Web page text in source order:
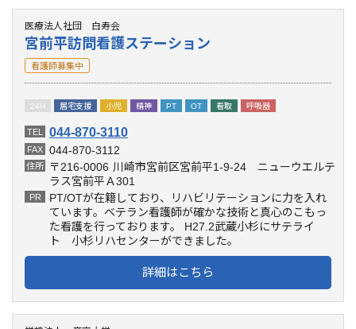
医療法人社団 白寿会
宮前平訪問看護ステーション
看護師募集中
24H 居宅支援 小児 精神 PT OT 看取 呼吸器
TEL 044-870-3110
FAX 044-870-3112
住所 〒216-0006 川崎市宮前区宮前平1-9-24 ニューウエルテ
ラス宮前平Ａ301
PR
PT/OTが在籍しており、リハビリテーションに力を入れ
ています。ベテラン看護師が確かな技術と真心のこもっ
た看護を行っております。 H27.2武蔵小杉にサテライ
ト 小杉リハセンターができました。
詳細はこちら